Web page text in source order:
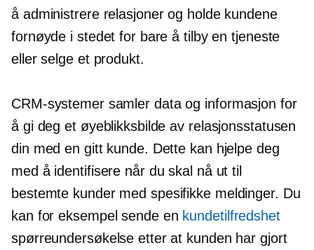
å administrere relasjoner og holde kundene
fornøyde i stedet for bare å tilby en tjeneste
eller selge et produkt.
CRM-systemer samler data og informasjon for
å gi deg et øyeblikksbilde av relasjonsstatusen
din med en gitt kunde. Dette kan hjelpe deg
med å identifisere når du skal nå ut til
bestemte kunder med spesifikke meldinger. Du
kan for eksempel sende en kundetilfredshet
spørreundersøkelse etter at kunden har gjort